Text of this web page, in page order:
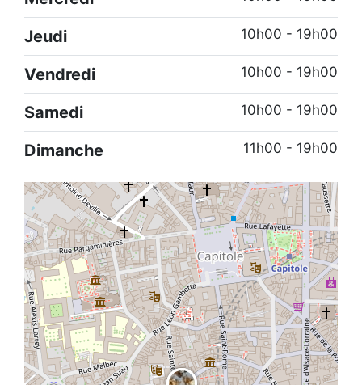
Jeudi 10h00 - 19h00
Vendredi 10h00 - 19h00
Samedi 10h00 - 19h00
Dimanche 11h00 - 19h00